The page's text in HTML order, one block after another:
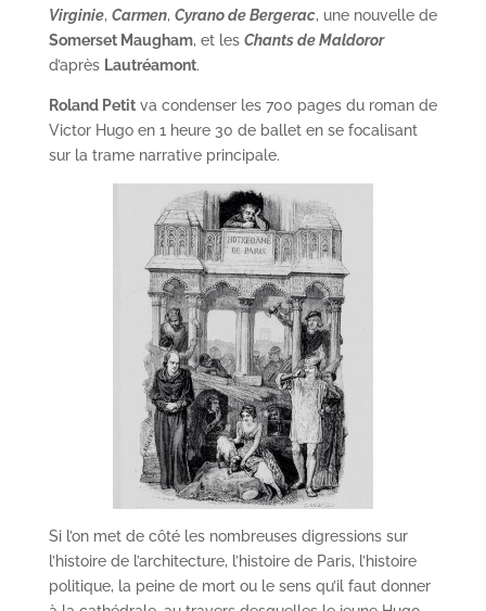
Virginie, Carmen, Cyrano de Bergerac, une nouvelle de
Somerset Maugham, et les Chants de Maldoror
d’après Lautréamont.
Roland Petitva condenser les 700 pages du roman de
Victor Hugo en 1 heure 30 de ballet en se focalisant
sur la trame narrative principale.
Si l’on met de côté les nombreuses digressions sur
l’histoire de l’architecture, l’histoire de Paris, l’histoire
politique, la peine de mort ou le sens qu’il faut donner